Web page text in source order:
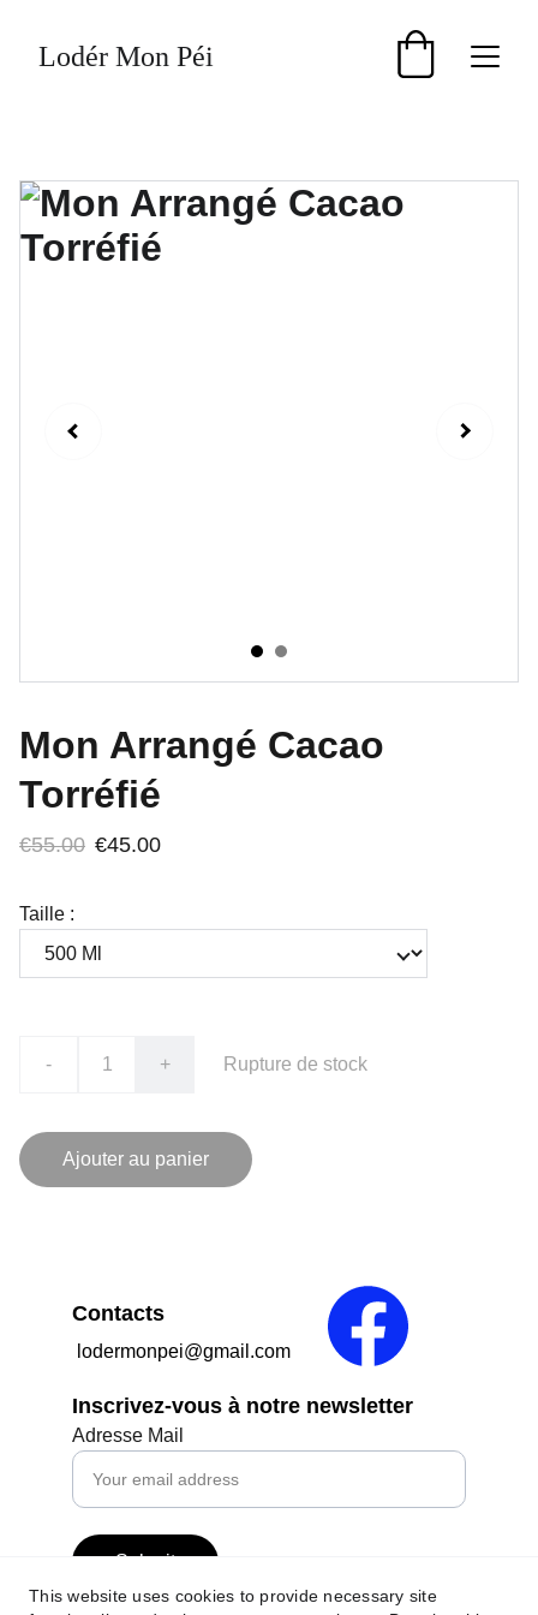
Lodér Mon Péi
Mon Arrangé Cacao
Torréfié
€55.00 €45.00
Taille :
- + Rupture de stock
Ajouter au panier
Contacts
lodermonpei@gmail.com
Inscrivez-vous à notre newsletter
Adresse Mail
Submit
This website uses cookies to provide necessary site